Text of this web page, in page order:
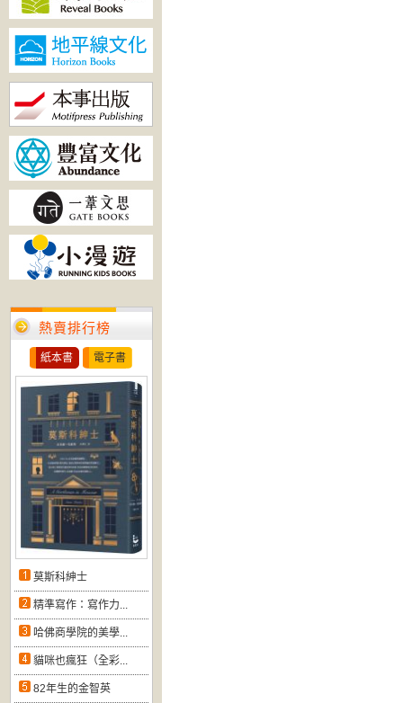
熱賣排行榜
紙本書 電子書
莫斯科紳士
精準寫作：寫作力...
哈佛商學院的美學...
貓咪也瘋狂（全彩...
82年生的金智英